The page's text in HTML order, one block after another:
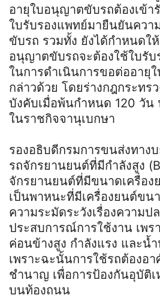
อายุใบอนุญาตขับรถต้องเข้า
ใบรับรองแพทย์มายืนยันควา
ขับรถ รวมทั้ง ยังได้กำหนดใ
อนุญาตขับรถจะต้องใช้ใบรับ
ในการดำเนินการขอต่ออายุ
กล่าวด้วย โดยร่างกฎกระทร
บังคับเมื่อพ้นกำหนด 120 วัน
ในราชกิจจานุเบกษา
รองอธิบดีกรมการขนส่งทาง
รถจักรยานยนต์ที่มีกำลังสูง
จักรยานยนต์ที่มีขนาดเครื่อ
เป็นพาหนะที่มีเครื่องยนต์ข
ความระมัดระวังเรื่องความป
ประสบการณ์การใช้งาน เพร
ค่อนข้างสูง กำลังแรง และน้
เพราะฉะนั้นการใช้รถต้องอ
ชำนาญ เพื่อการป้องกันอุบัติ
บนท้องถนน